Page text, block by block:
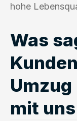
hohe
Was
mit uns